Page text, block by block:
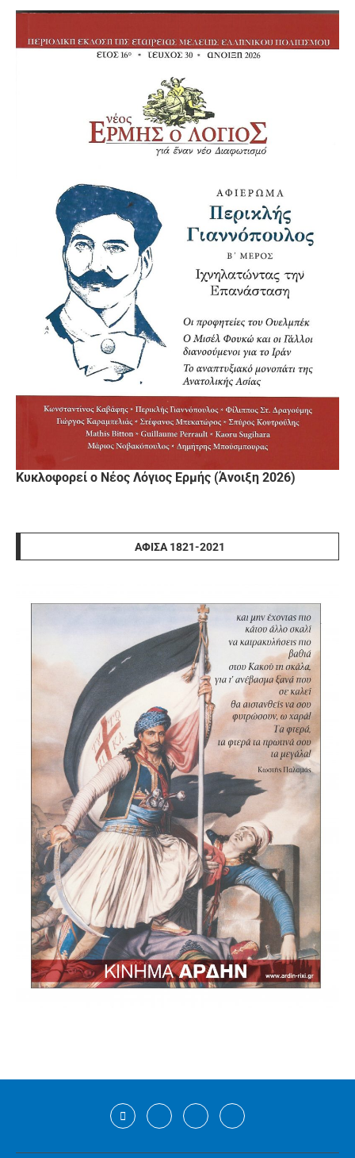
Κυκλοφορεί ο Νέος Λόγιος Ερμής (Άνοιξη 2026)
ΑΦΊΣΑ 1821-2021